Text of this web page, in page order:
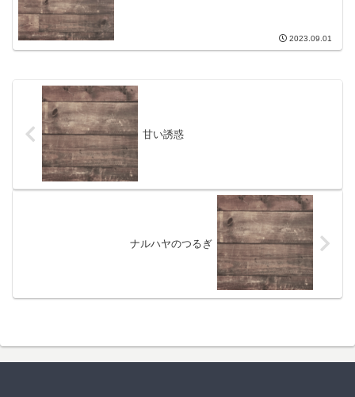
2023.09.01
甘い誘惑
ナルハヤのつるぎ